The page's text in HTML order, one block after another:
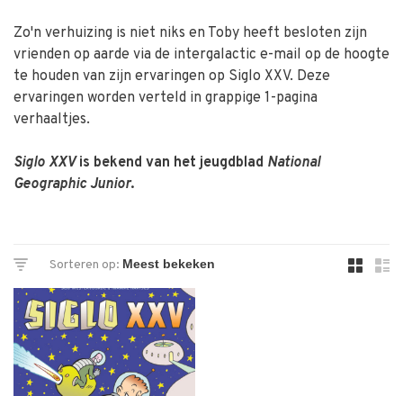
Zo'n verhuizing is niet niks en Toby heeft besloten zijn
vrienden op aarde via de intergalactic e-mail op de hoogte
te houden van zijn ervaringen op Siglo XXV. Deze
ervaringen worden verteld in grappige 1-pagina
verhaaltjes.
Siglo XXVis bekend van het jeugdblad National
Geographic Junior.
Sorteren op: